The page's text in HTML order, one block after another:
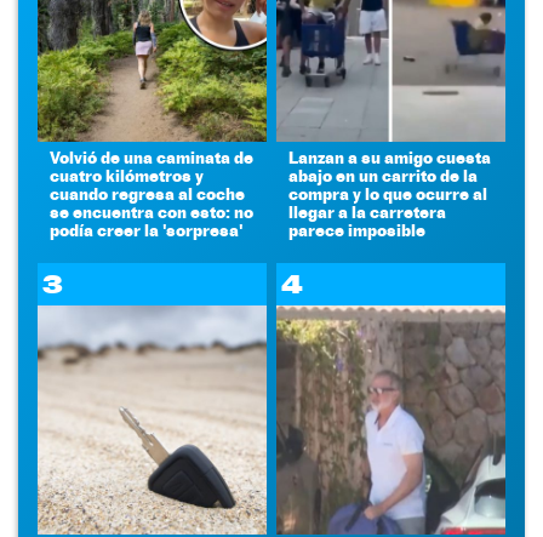
Volvió de una caminata de
cuatro kilómetros y
cuando regresa al coche
se encuentra con esto: no
podía creer la 'sorpresa'
Lanzan a su amigo cuesta
abajo en un carrito de la
compra y lo que ocurre al
llegar a la carretera
parece imposible
3 4